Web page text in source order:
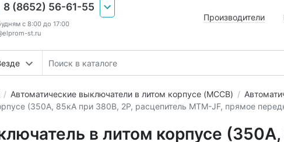
8 (8652) 56-61-55
с 8:00 до 17:00
st.ru
Производители
Автоматические выключатели в литом корпусе (MCCB)
(350А, 85кА при 380В, 2P, расцепитель MTM-JF, прямое
в литом корпусе